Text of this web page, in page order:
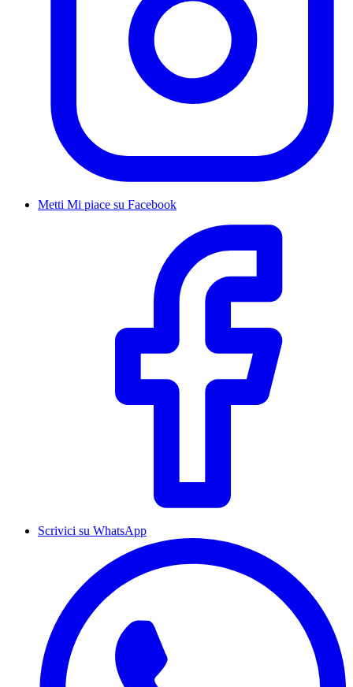
Metti Mi piace su Facebook
Scrivici su WhatsApp